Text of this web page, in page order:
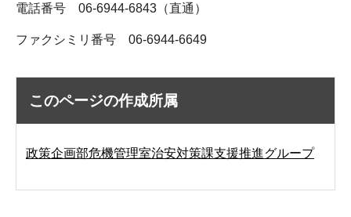
電話番号 06-6944-6843（直通）
ファクシミリ番号 06-6944-6649
このページの作成所属
政策企画部危機管理室治安対策課支援推進グループ